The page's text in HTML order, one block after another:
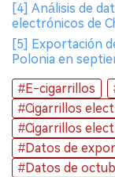
[4] Análisis de
electrónicos de
[5] Exportación
Polonia en
#E-cigarrillos
#Cigarrillos
#Cigarrillos
#Datos de
#Datos de